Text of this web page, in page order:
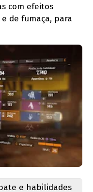
com efeitos
de fumaça, para
e habilidades